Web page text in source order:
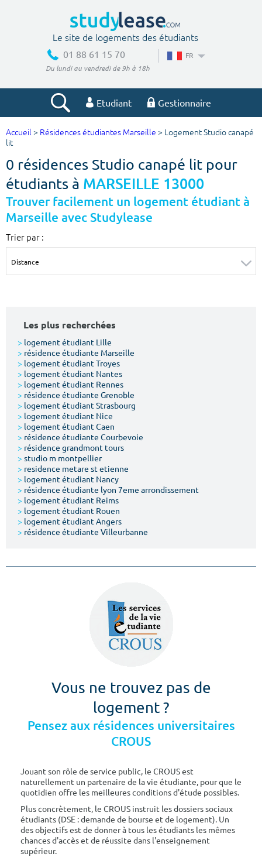
Le site de logements des étudiants
01 88 61 15 70
Du lundi au vendredi de 9h à 18h
FR
Etudiant Gestionnaire
Votre recherche
Ville, école
Budget min
€
Budget max
€
Surface min Surface max
Type de location
Votre date d'entrée
Chercher
Accueil > Résidences étudiantes Marseille > Logement Studio canapé
lit
0 résidences Studio canapé lit pour
étudiants à MARSEILLE 13000
Trouver facilement un logement étudiant à
Marseille avec Studylease
Trier par :
Les plus recherchées
> logement étudiant Lille
> résidence étudiante Marseille
> logement étudiant Troyes
> logement étudiant Nantes
> logement étudiant Rennes
> résidence étudiante Grenoble
> logement étudiant Strasbourg
> logement étudiant Nice
> logement étudiant Caen
> résidence étudiante Courbevoie
> résidence grandmont tours
> studio m montpellier
> residence metare st etienne
> logement étudiant Nancy
> résidence étudiante lyon 7eme arrondissement
> logement étudiant Reims
> logement étudiant Rouen
> logement étudiant Angers
> résidence étudiante Villeurbanne
Vous ne trouvez pas de
logement ?
Pensez aux résidences universitaires
CROUS
Jouant son rôle de service public, le CROUS est
naturellement un partenaire de la vie étudiante, pour que le
quotidien offre les meilleures conditions d'étude possibles.
Plus concrètement, le CROUS instruit les dossiers sociaux
étudiants (DSE : demande de bourse et de logement). Un
des objectifs est de donner à tous les étudiants les mêmes
chances d'accès et de réussite dans l'enseignement
supérieur.